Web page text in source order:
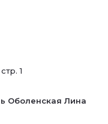
1
Оболенская Лина